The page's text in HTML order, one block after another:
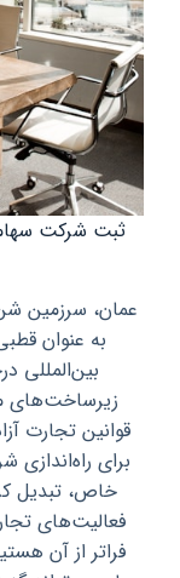
ثبت شرکت
عمان، سرزمین
به عنوان
بین‌المللی
زیرساخت‌های
قوانین تجارت
برای
خاص، تبدیل
فعالیت‌های
فراتر از آن